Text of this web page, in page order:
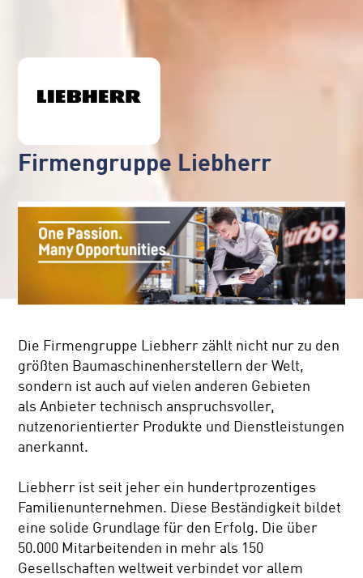
Firmengruppe Liebherr
Die Firmengruppe Liebherr zählt nicht nur zu den
größten Baumaschinenherstellern der Welt,
sondern ist auch auf vielen anderen Gebieten
als Anbieter technisch anspruchsvoller,
nutzenorientierter Produkte und Dienstleistungen
anerkannt.
Liebherr ist seit jeher ein hundertprozentiges
Familienunternehmen. Diese Beständigkeit bildet
eine solide Grundlage für den Erfolg. Die über
50.000 Mitarbeitenden in mehr als 150
Gesellschaften weltweit verbindet vor allem